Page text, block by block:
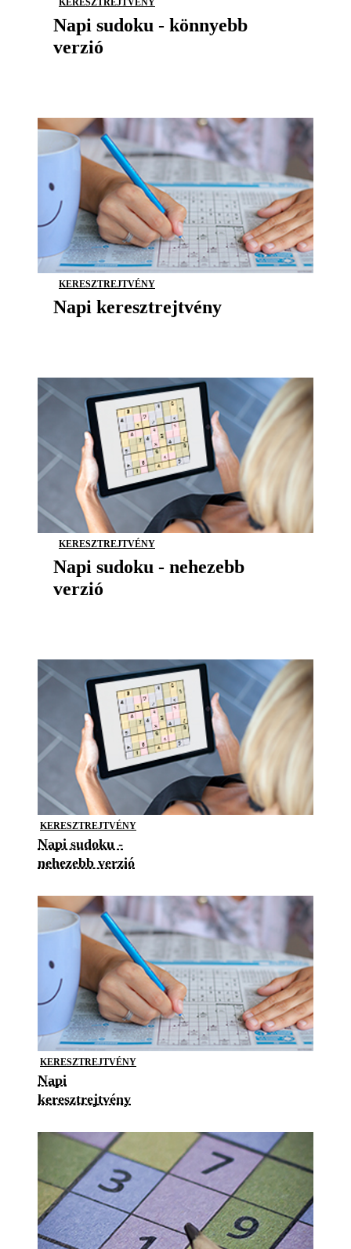
KERESZTREJTVÉNY
Napi sudoku - könnyebb
verzió
KERESZTREJTVÉNY
Napi keresztrejtvény
KERESZTREJTVÉNY
Napi sudoku - nehezebb
verzió
KERESZTREJTVÉNY
Napi sudoku -
nehezebb verzió
KERESZTREJTVÉNY
Napi
keresztrejtvény